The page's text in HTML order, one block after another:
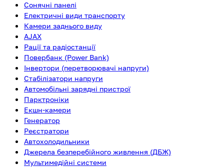
Сонячні панелі
Електричні види транспорту
Камери заднього виду
AJAX
Рації та радіостанції
Повербанк (Power Bank)
Інвертори (перетворювачі напруги)
Стабілізатори напруги
Автомобільні зарядні пристрої
Парктроніки
Екшн-камери
Генератор
Реєстратори
Автохолодильники
Джерела безперебійного живлення (ДБЖ)
Мультимедійні системи